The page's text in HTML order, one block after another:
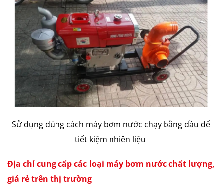
Sử dụng đúng cách máy bơm nước chạy bằng dầu để
tiết kiệm nhiên liệu
Địa chỉ cung cấp các loại máy bơm nước chất lượng,
giá rẻ trên thị trường